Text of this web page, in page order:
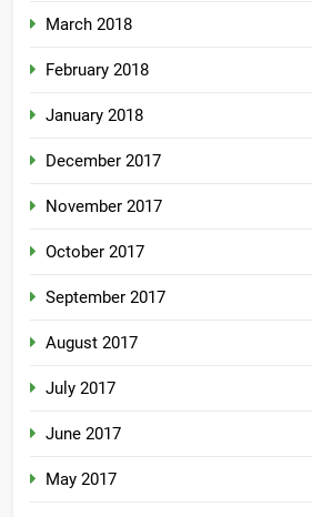
March 2018
February 2018
January 2018
December 2017
November 2017
October 2017
September 2017
August 2017
July 2017
June 2017
May 2017